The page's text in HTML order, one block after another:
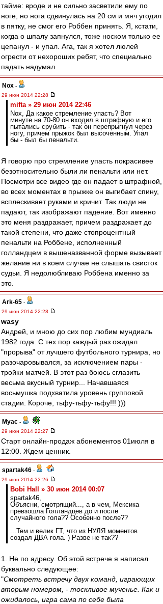
тайме: вроде и не сильно засветили ему по
ноге, но нога сдвинулась на 20 см и мяч угодил
в пятку, не смог его Роббен принять. Я, кстати,
когда о шпалу запнулся, тоже носком только ее
цепанул - и упал. Ага, так я хотел люлей
огрести от нехороших ребят, что специально
падать надумал.
Nox -
29 июн 2014 22:28
mifta » 29 июн 2014 22:46
Nox, Да какое стремление упасть? Вот
минуте на 70-80 он входил в штрафную и его
пытались срубить - так он перепрыгнул через
ногу, причем прыжок был высоченным. Упал
бы - был бы пенальти.
Я говорю про стремление упасть покрасивее
безотносительно были ли пенальти или нет.
Посмотри все видео где он падает в штрафной,
во всех моментах в прыжке он выгибает спину,
всплескивает руками и кричит. Так люди не
падают, так изображают падение. Вот именно
это меня раздражает, причем раздражает до
такой степени, что даже стопроцентный
пенальти на Роббене, исполненный
голландцем в вышеназванной форме вызывает
желание ни в коем случае не слышать свисток
судьи. Я недолюбливаю Роббена именно за
это.
Ark-65 -
29 июн 2014 22:28
wasy
Андрей, и мною до сих пор любим мундиаль
1982 года. С тех пор каждый раз ожидал
"прорыва" от лучшего футбольного турнира, но
разочаровывался, за исключением пары -
тройки матчей. В этот раз боюсь сглазить
весьма вкусный турнир... Начавшаяся
восьмушка подхватила уровень групповой
стадии. Короче, тьфу-тьфу-тьфу!!! )))
Myac -
29 июн 2014 22:27
Старт онлайн-продаж абонементов 01июля в
12:00. Ждем ценник.
spartak46 -
29 июн 2014 22:26
Bobi Hall » 30 июн 2014 00:07
spartak46,
Объясни, смотрящий..., а в чем, Мексика
превзошла Голландцев до и после
случайного гола?? Особенно после??
...Тем и велик ГТ, что из НУЛЯ моментов
создал ДВА гола. ) Разве не так??
1. Не по адресу. Об этой встрече я написал
буквально следующее:
"Смотреть встречу двух команд, играющих
вторым номером, - тоскливое мученье. Как и
ожидалось, игра сама по себе была